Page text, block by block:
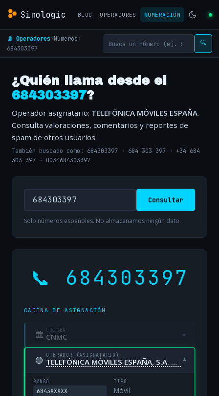
Sinologic BLOG OPERADORES NUMERACIÓN
📡 Operadores›Números›
684303397
🔍
¿Quién llama desde el
684303397?
Operador asignatario: TELEFÓNICA MÓVILES ESPAÑA.
Consulta valoraciones, comentarios y reportes de
spam de otros usuarios.
También buscado como: 684303397 · 684 303 397 · +34 684
303 397 · 0034684303397
Consultar
Solo números españoles. No almacenamos ningún dato.
📞 684303397
CADENA DE ASIGNACIÓN
🏛 ORIGEN
CNMC ▾
🟢 OPERADOR (ASIGNATARIO)
TELEFÓNICA MÓVILES ESPAÑA, S.A. UNIPERSONAL ▾
RANGO
6843XXXXX
TIPO
Móvil